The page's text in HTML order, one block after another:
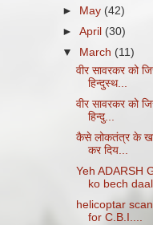
►
May (42)
►April (30)
▼
March (11)
वीर सावरकर को
हिन्दुस्थ...
वीर सावरकर को
हिन्दु...
कैसे लोकतंत्र के
कर दिय...
Yeh ADARSH
ko bech
helicoptar
for C.B.I....